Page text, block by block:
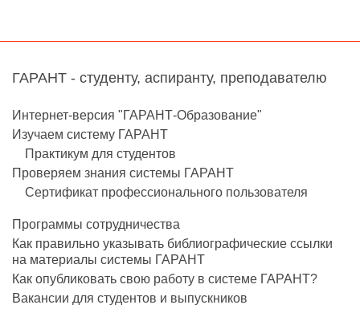
ГАРАНТ - студенту, аспиранту, преподавателю
Интернет-версия "ГАРАНТ-Образование"
Изучаем систему ГАРАНТ
Практикум для студентов
Проверяем знания системы ГАРАНТ
Сертификат профессионального пользователя
Программы сотрудничества
Как правильно указывать библиографические ссылки
на материалы системы ГАРАНТ
Как опубликовать свою работу в системе ГАРАНТ?
Вакансии для студентов и выпускников